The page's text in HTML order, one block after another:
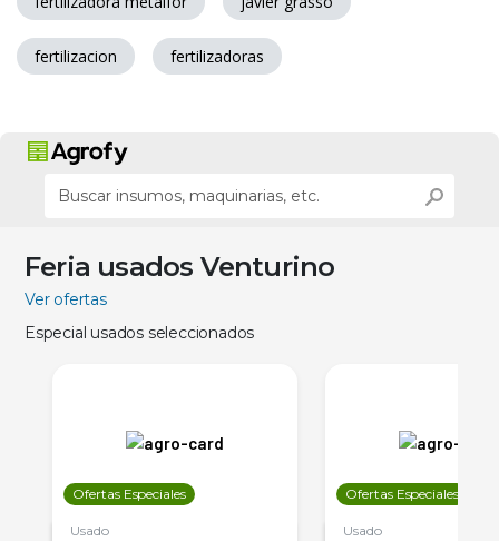
fertilizacion fertilizadoras
Feria usados Venturino
Ver ofertas
Especial usados seleccionados
Ofertas Especiales
Usado
Ofertas Especiales
Usado